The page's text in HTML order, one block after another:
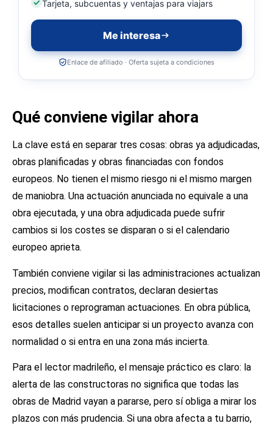
Tarjeta, subcuentas y ventajas para viajars
Me interesa
Enlace de afiliado · Oferta sujeta a condiciones
Qué conviene vigilar ahora
La clave está en separar tres cosas: obras ya adjudicadas,
obras planificadas y obras financiadas con fondos
europeos. No tienen el mismo riesgo ni el mismo margen
de maniobra. Una actuación anunciada no equivale a una
obra ejecutada, y una obra adjudicada puede sufrir
cambios si los costes se disparan o si el calendario
europeo aprieta.
También conviene vigilar si las administraciones actualizan
precios, modifican contratos, declaran desiertas
licitaciones o reprograman actuaciones. En obra pública,
esos detalles suelen anticipar si un proyecto avanza con
normalidad o si entra en una zona más incierta.
Para el lector madrileño, el mensaje práctico es claro: la
alerta de las constructoras no significa que todas las
obras de Madrid vayan a pararse, pero sí obliga a mirar los
plazos con más prudencia. Si una obra afecta a tu barrio,